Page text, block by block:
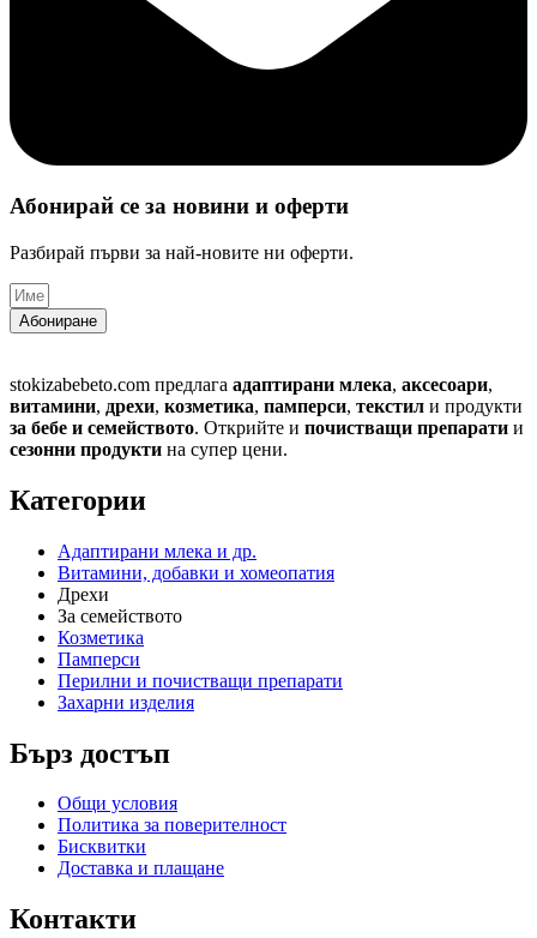
Абонирай се за новини и оферти​
Разбирай първи за най-новите ни оферти.
Абониране
stokizabebeto.com предлага адаптирани млека, аксесоари,
витамини, дрехи, козметика, памперси, текстил и продукти
за бебе и семейството. Открийте и почистващи препарати и
сезонни продукти на супер цени.
Категории
Адаптирани млека и др.
Витамини, добавки и хомеопатия
Дрехи
За семейството
Козметика
Памперси
Перилни и почистващи препарати
Захарни изделия
Бърз достъп
Общи условия
Политика за поверителност
Бисквитки
Доставка и плащане
Контакти